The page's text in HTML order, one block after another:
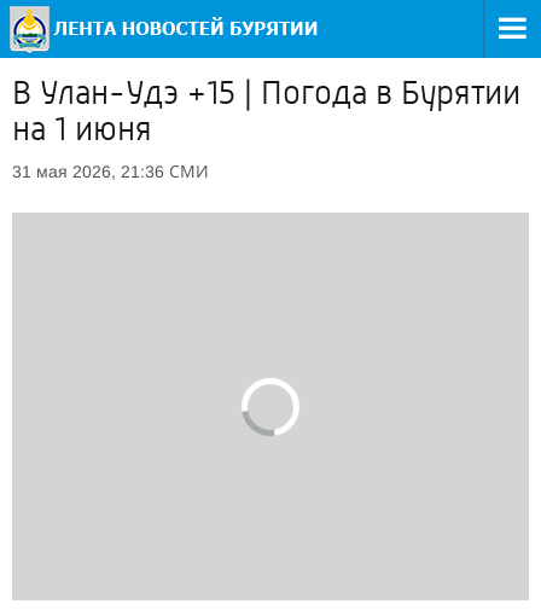
В Улан-Удэ +15 | Погода в Бурятии
на 1 июня
31 мая 2026, 21:36 СМИ